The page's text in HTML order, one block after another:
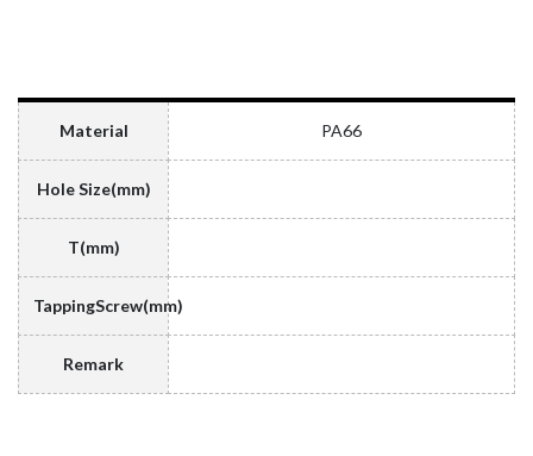
Material PA66
Hole Size(mm)
T(mm)
TappingScrew(mm)
Remark